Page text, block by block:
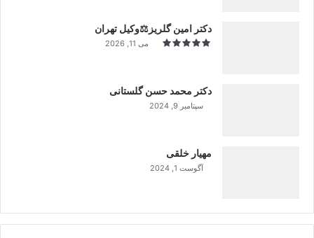
دکتر امین گلریز⚖️وکیل تهران
می 11, 2026
دکتر محمد حسن گلستانی
سپتامبر 9, 2024
مهیار خلقی
آگوست 1, 2024